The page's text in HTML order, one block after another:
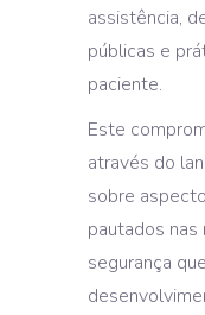
assistência,
públicas e
paciente.
Este
através do
sobre
pautados
segurança